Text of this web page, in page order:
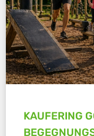
KAUFERING